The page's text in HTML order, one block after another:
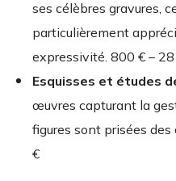
ses célèbres gravures,
particulièrement
expressivité. 800 € –
Esquisses et études
œuvres capturant la
figures sont prisées des
€